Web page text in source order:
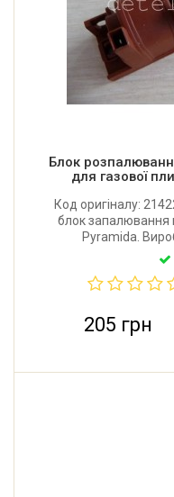
Блок
для газової
Код оригіналу:
блок запалювання
Pyramida.
205 грн